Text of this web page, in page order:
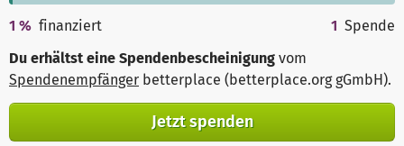
1 % finanziert 1 Spende
Du erhältst eine Spendenbescheinigung vom
Spendenempfänger betterplace (betterplace.org gGmbH).
Jetzt spenden